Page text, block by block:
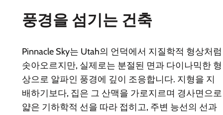
풍경을 섬기는 건축
Pinnacle Sky는 Utah의 언덕에서 지질학적 형상처럼
솟아오르지만, 실제로는 분절된 면과 다이나믹한 형
상으로 알파인 풍경에 깊이 조응합니다. 지형을 지
배하기보다, 집은 그 산맥을 가로지르며 경사면으로
얇은 기하학적 선을 따라 접히고, 주변 능선의 선과